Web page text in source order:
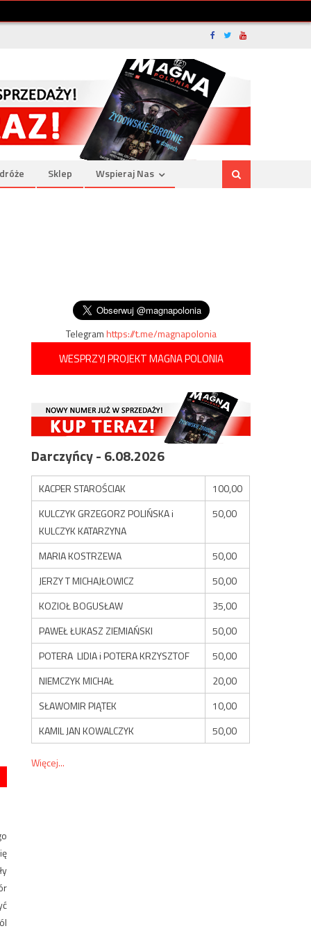
Sklep Wspieraj Nas
Telegramhttps://t.me/magnapolonia
WESPRZYJ PROJEKT MAGNA POLONIA
Darczyńcy - 6.08.2026
KACPER STAROŚCIAK
100,00
KULCZYK GRZEGORZ POLIŃSKA i
KULCZYK KATARZYNA
50,00
MARIA KOSTRZEWA
50,00
JERZY T MICHAJŁOWICZ
50,00
KOZIOŁ BOGUSŁAW
35,00
PAWEŁ ŁUKASZ ZIEMIAŃSKI
50,00
POTERA LIDIA i POTERA KRZYSZTOF
50,00
NIEMCZYK MICHAŁ
20,00
SŁAWOMIR PIĄTEK
10,00
KAMIL JAN KOWALCZYK
50,00
Więcej...